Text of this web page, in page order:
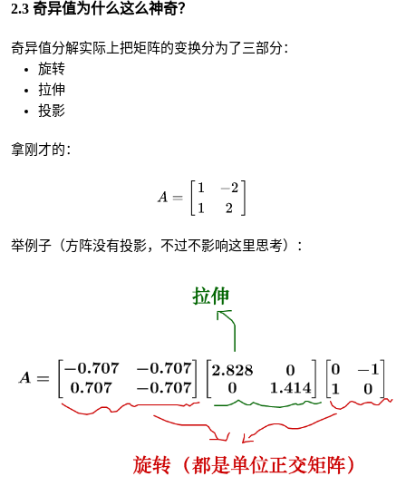
2.3 奇异值为什么这么神奇？
奇异值分解实际上把矩阵的变换分为了三部分：
旋转
拉伸
投影
拿刚才的：
举例子（方阵没有投影，不过不影响这里思考）：